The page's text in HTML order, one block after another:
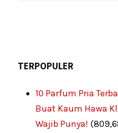
TERPOPULER
10 Parfum Pria
Buat Kaum Hawa
Wajib Punya!